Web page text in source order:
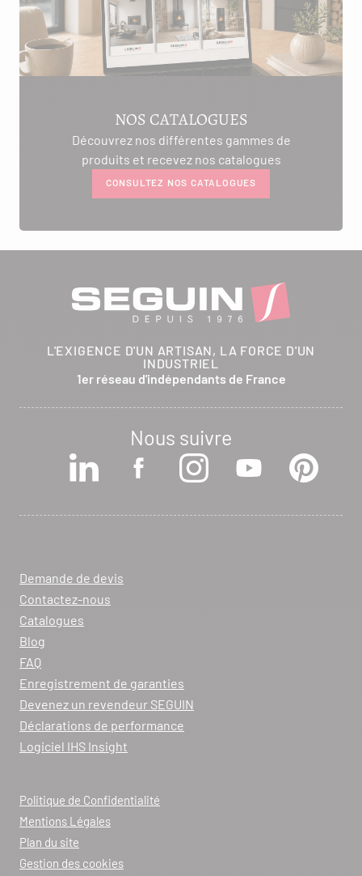
NOS CATALOGUES
Découvrez nos différentes gammes de
produits et recevez nos catalogues
CONSULTEZ NOS CATALOGUES
L'EXIGENCE D'UN ARTISAN, LA FORCE D'UN
INDUSTRIEL
1er réseau d'indépendants de France
Nous suivre
Demande de devis
Contactez-nous
Catalogues
Blog
FAQ
Enregistrement de garanties
Devenez un revendeur SEGUIN
Déclarations de performance
Logiciel IHS Insight
Politique de Confidentialité
Mentions Légales
Plan du site
Gestion des cookies